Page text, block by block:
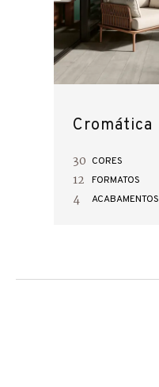
Cromática
30 CORES
12 FORMATOS
4 ACABAMENTOS